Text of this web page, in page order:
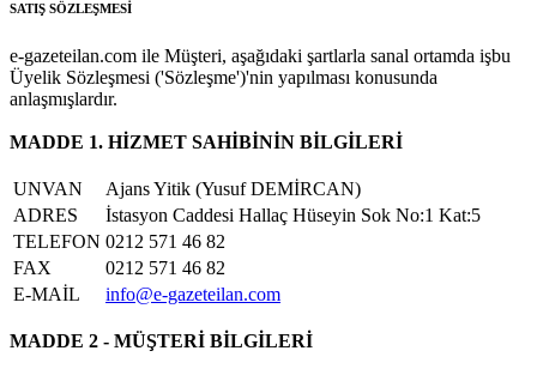
SATIŞ SÖZLEŞMESİ
e-gazeteilan.com ile Müşteri, aşağıdaki şartlarla sanal ortamda işbu
Üyelik Sözleşmesi ('Sözleşme')'nin yapılması konusunda
anlaşmışlardır.
MADDE 1. HİZMET SAHİBİNİN BİLGİLERİ
UNVAN
Ajans Yitik (Yusuf DEMİRCAN)
ADRES
İstasyon Caddesi Hallaç Hüseyin Sok No:1 Kat:5
TELEFON 0212 571 46 82
FAX
0212 571 46 82
E-MAİL
info@e-gazeteilan.com
MADDE 2 - MÜŞTERİ BİLGİLERİ